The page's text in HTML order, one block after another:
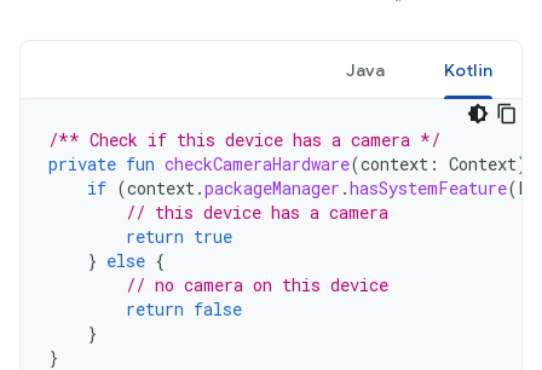
Kotlin
Java
/** Check if this device has a camera */
private fun checkCameraHardware(context : Context):
if (context.packageManager .hasSystemFeature(
// this device has a camera
return true
} else {
// no camera on this device
return false
}
}